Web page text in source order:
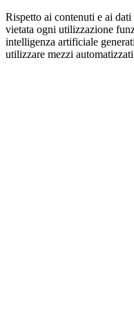
Rispetto ai contenuti e ai
vietata ogni utilizzazione
intelligenza artificiale
utilizzare mezzi